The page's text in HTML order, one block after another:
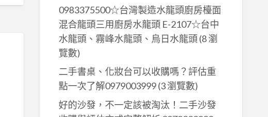
0983375500☆台灣製造水龍頭廚房檯面
混合龍頭三用廚房水龍頭 E-2107☆台中
水龍頭、霧峰水龍頭、烏日水龍頭(8 瀏
覽數)
二手書桌、化妝台可以收購嗎？評估重
點一次了解0979003999(3 瀏覽數)
好的沙發，不一定該被淘汰！二手沙發